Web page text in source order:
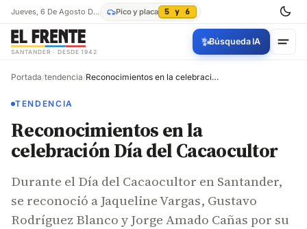
Jueves, 6 De Agosto De 2026 Pico y placa 5 y 6
SANTANDER · DESDE 1942
✨Búsqueda IA
Portada/tendencia/ Reconocimientos en la celebración Día del Cacaocultor
TENDENCIA
Reconocimientos en la
celebración Día del Cacaocultor
Durante el Día del Cacaocultor en Santander,
se reconoció a Jaqueline Vargas, Gustavo
Rodríguez Blanco y Jorge Amado Cañas por su